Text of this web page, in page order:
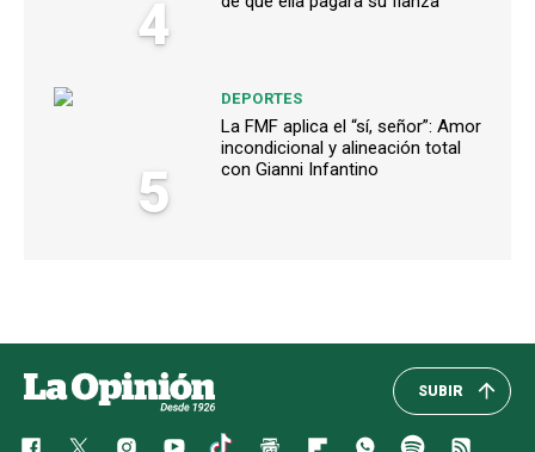
4
5
DEPORTES
La FMF aplica el “sí, señor”: Amor
incondicional y alineación total
con Gianni Infantino
SUBIR